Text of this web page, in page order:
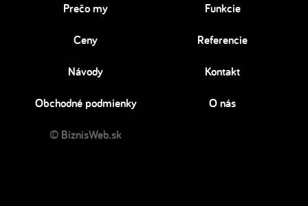
Prečo my Funkcie
Ceny Referencie
Návody Kontakt
Obchodné podmienky O nás
© BiznisWeb.sk